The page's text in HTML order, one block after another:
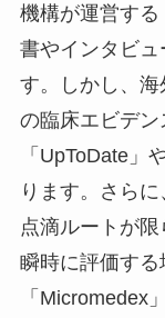
機構が運営す
書やインタビ
す。しかし、
の臨床エビデ
「UpToDate」
ります。さら
点滴ルートが
瞬時に評価す
「Micromedex